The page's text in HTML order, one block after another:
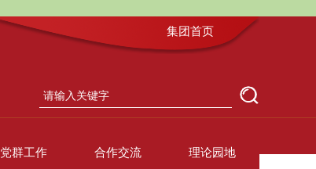
集团首页
党群工作 合作交流 理论园地